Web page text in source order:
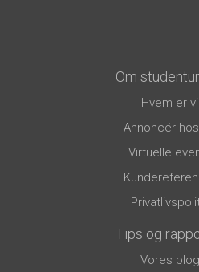
Om
Hvem er vi
Annoncér
Virtuelle
Tips og
Vores blog